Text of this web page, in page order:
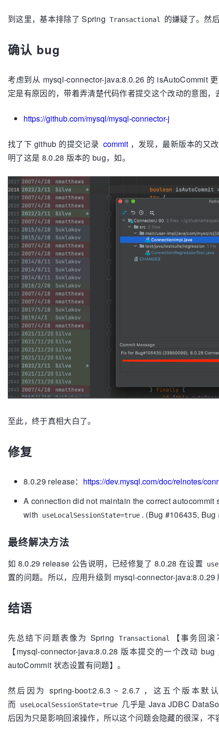
到这里，基本排除了 Spring Transactional 的嫌疑了。然
确认 bug
考虑到从 mysql-connector-java:8.0.26 的 isAutoCommit
定是有原因的，带着弄清楚代码作者提交这个改动的意图
https://github.com/mysql/mysql-connector-j
找了下 github 的提交记录commit ，发现，最新版本的又
明了这是 8.0.28 版本的 bug，如。
至此，终于真相大白了。
修复
8.0.29 release： https://dev.mysql.com/doc/relnotes/
A connection did not maintain the correct
with
useLocalSessionState=true . (Bug #106435,
最终解决方法
如 8.0.29 release 公告说明，已经修复了 8.0.28 在设置
置的问题。所以，应用升级到 mysql-connector-java:8.0.29
结语
先总结下问题表像为 Spring Transactional
【事务回
【mysql-connector-java:8.0.28 版本提交的一个改动
autoCommit 状态设置有问题】。
然后因为 spring-boot:2.6.3 ~ 2.6.7 ，这五个版本默
而
useLocalSessionState=true 几乎是 Java JDBC
后因为只是影响回滚操作，所以这个问题会隐藏的很深，